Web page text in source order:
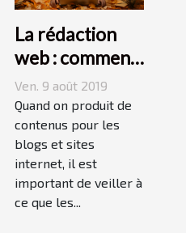
La rédaction
web : comment
répondre aux
aspirations des
internautes ?
Ven. 9 août 2019
Quand on produit de
contenus pour les
blogs et sites
internet, il est
important de veiller à
ce que les...